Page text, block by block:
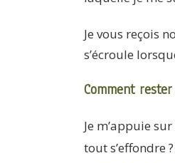
Je vous reçois
s’écroule
Comment
Je m’appuie
tout s’effondre